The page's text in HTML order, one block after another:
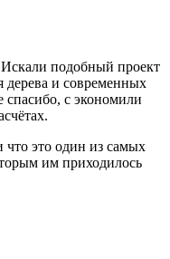
подобный проект
дерева и современных
спасибо, с экономили
что это один из самых
им приходилось